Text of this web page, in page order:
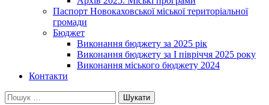
Паспорт Новокаховської міської територіальної
громади
Бюджет
Виконання бюджету за 2025 рік
Виконання бюджету за І півріччя 2025 року
Виконання міського бюджету 2024
Контакти
Пошук: